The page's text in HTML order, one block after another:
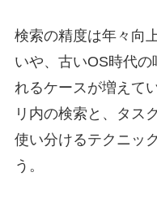
検索の精度は年々向
いや、古いOS時代の
れるケースが増えて
リ内の検索と、タス
使い分けるテクニッ
う。